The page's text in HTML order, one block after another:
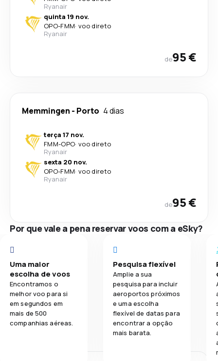
Ryanair
quinta 19 nov.
OPO-FMM· voo direto
Ryanair
de95 €
Memmingen - Porto 4 dias
terça 17 nov.
FMM-OPO· voo direto
Ryanair
sexta 20 nov.
OPO-FMM· voo direto
Ryanair
de95 €
Por que vale a pena reservar voos com a eSky?
Uma maior
escolha de voos
Encontramos o
melhor voo para si
em segundos em
mais de 500
companhias aéreas.
Pesquisa flexível
Amplie a sua
pesquisa para incluir
aeroportos próximos
e uma escolha
flexível de datas para
encontrar a opção
mais barata.